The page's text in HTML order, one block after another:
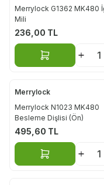
Merrylock G1362 MK480
Mili
236,00 TL
Sepete Ekle
Merrylock
Merrylock N1023 MK480
Besleme Dişlisi (Ön)
495,60 TL
Sepete Ekle